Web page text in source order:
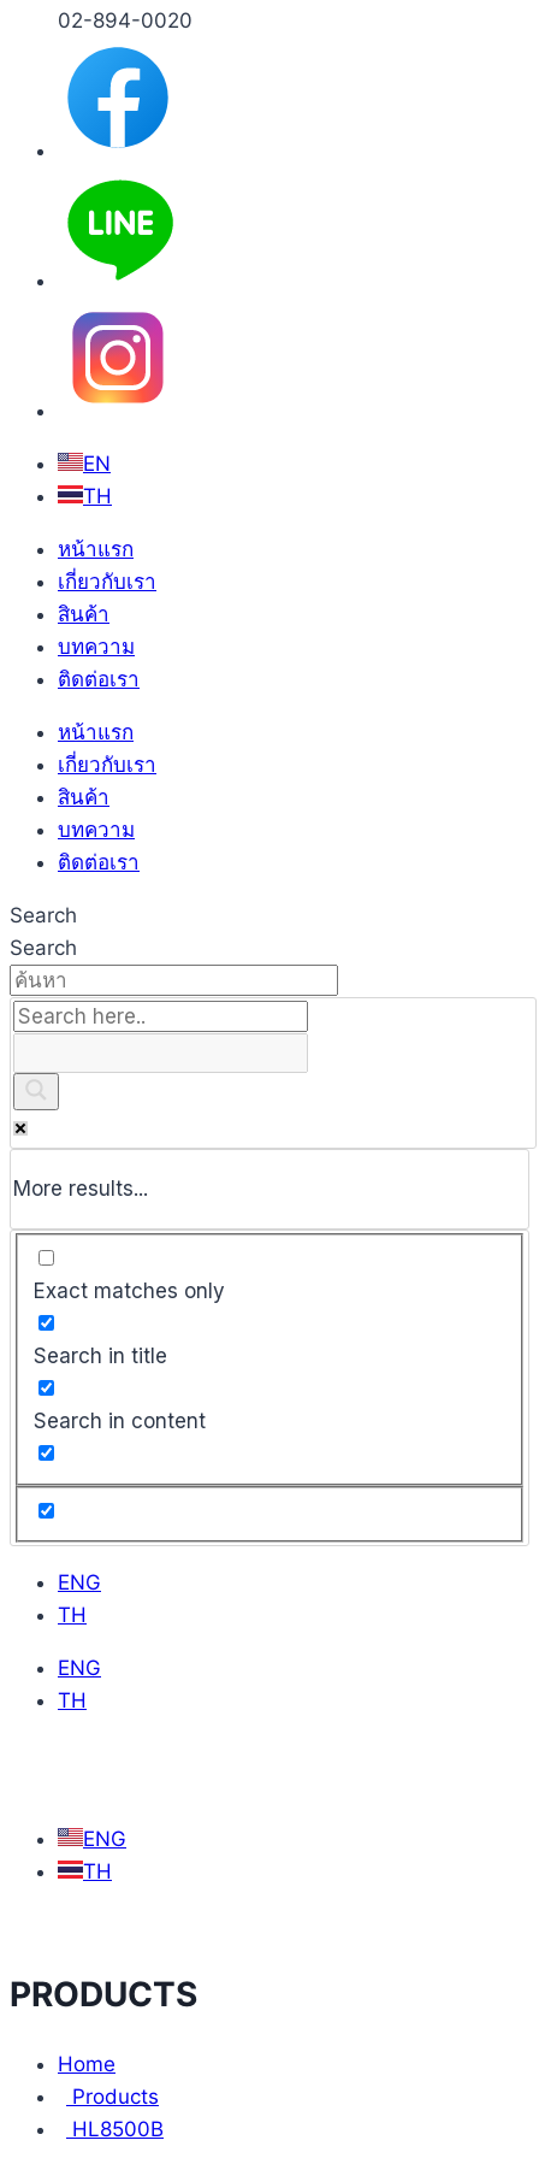
02-894-0020
EN
TH
หน้าแรก
เกี่ยวกับเรา
สินค้า
บทความ
ติดต่อเรา
หน้าแรก
เกี่ยวกับเรา
สินค้า
บทความ
ติดต่อเรา
Search
Search
More results...
Exact matches only
Search in title
Search in content
ENG
TH
ENG
TH
ENG
TH
PRODUCTS
Home
Products
HL8500B